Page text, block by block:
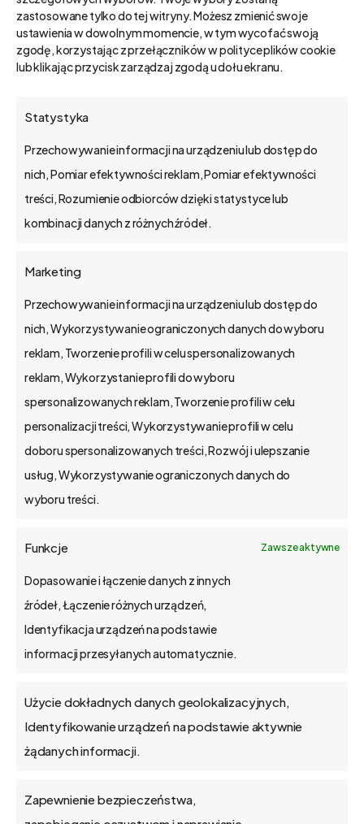
zastosowane tylko do tej witryny. Możesz zmienić swoje
ustawienia w dowolnym momencie, w tym wycofać swoją
zgodę, korzystając z przełączników w polityce plików cookie
lub klikając przycisk zarządzaj zgodą u dołu ekranu.
Statystyka
Przechowywanie informacji na urządzeniu lub dostęp do
nich, Pomiar efektywności reklam, Pomiar efektywności
treści, Rozumienie odbiorców dzięki statystyce lub
kombinacji danych z różnych źródeł.
Marketing
Przechowywanie informacji na urządzeniu lub dostęp do
nich, Wykorzystywanie ograniczonych danych do wyboru
reklam, Tworzenie profili w celu spersonalizowanych
reklam, Wykorzystanie profili do wyboru
spersonalizowanych reklam, Tworzenie profili w celu
personalizacji treści, Wykorzystywanie profili w celu
doboru spersonalizowanych treści, Rozwój i ulepszanie
usług, Wykorzystywanie ograniczonych danych do
wyboru treści.
Funkcje Zawsze aktywne
Dopasowanie i łączenie danych z innych
źródeł, Łączenie różnych urządzeń,
Identyfikacja urządzeń na podstawie
informacji przesyłanych automatycznie.
Użycie dokładnych danych geolokalizacyjnych,
Identyfikowanie urządzeń na podstawie aktywnie
żądanych informacji.
Zapewnienie bezpieczeństwa,
CRM Low-code
wspólnego z Twoim
Jeśli zastanawiasz się, co to są klocki
programowania. Prawdopodobnie…
bs4 business solutions sp. z o.o.
na rynku od 2002 r.
kapitał zakładowy 1,15 mln zł.
Poznań, Polska
tel. 61 848 44 23
bs4@bs4.io
Jak wdrażamy
Blog
Kontakt
O firmie